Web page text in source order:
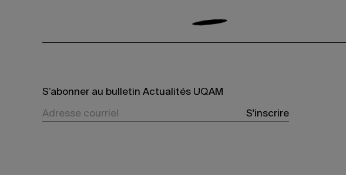
S’abonner au bulletin Actualités UQAM
S'inscrire